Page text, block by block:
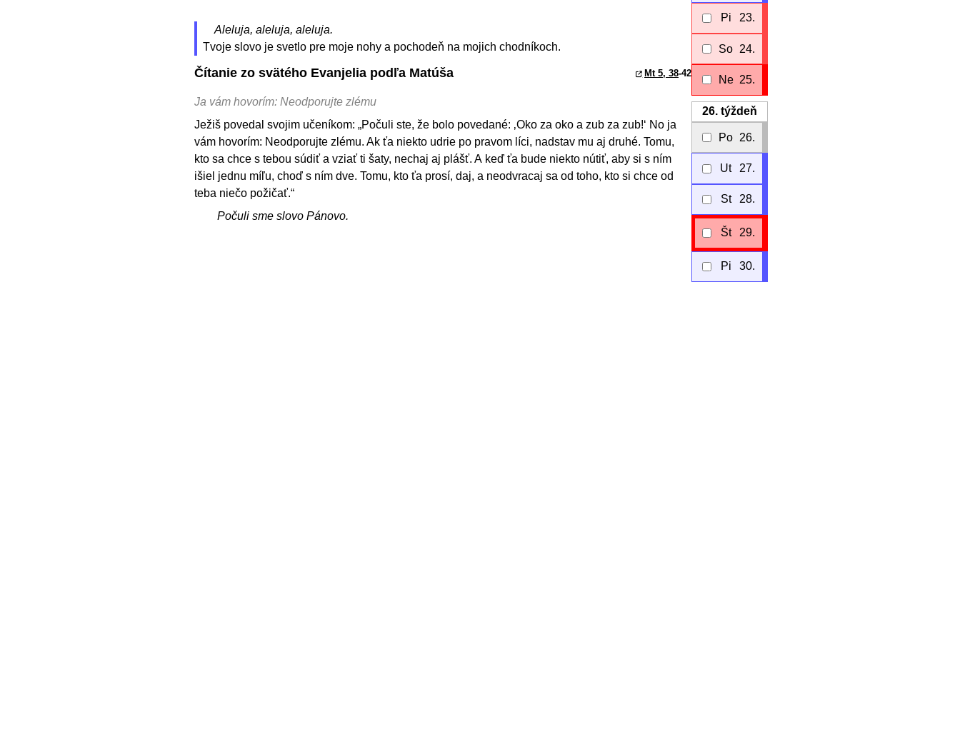
Aleluja, aleluja, aleluja.
Tvoje slovo je svetlo pre moje nohy a pochodeň na mojich chodníkoch.
Čítanie zo svätého Evanjelia podľa Matúša Mt 5, 38-42
Ja vám hovorím: Neodporujte zlému
Ježiš povedal svojim učeníkom: „Počuli ste, že bolo povedané: ‚Oko za oko a zub za zub!‘ No ja
vám hovorím: Neodporujte zlému. Ak ťa niekto udrie po pravom líci, nadstav mu aj druhé. Tomu,
kto sa chce s tebou súdiť a vziať ti šaty, nechaj aj plášť. A keď ťa bude niekto nútiť, aby si s ním
išiel jednu míľu, choď s ním dve. Tomu, kto ťa prosí, daj, a neodvracaj sa od toho, kto si chce od
teba niečo požičať.“
Počuli sme slovo Pánovo.
Pi 23.
So 24.
Ne 25.
26. týždeň
Po 26.
Ut 27.
St 28.
Št 29.
Pi 30.